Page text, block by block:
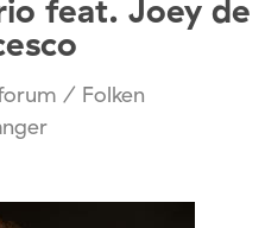
feat. Joey de
/ Folken